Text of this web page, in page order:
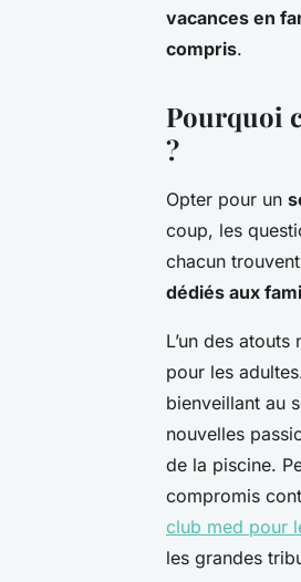
vacances en
compris.
Pourquoi
?
Opter pour un
coup, les
chacun
dédiés aux
L’un des
pour les
bienveillant au
nouvelles
de la piscine.
compromis
club med pour
les grandes